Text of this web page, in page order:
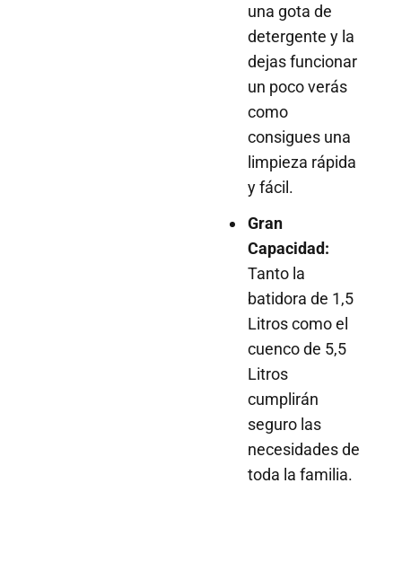
una gota de
detergente y la
dejas funcionar
un poco verás
como
consigues una
limpieza rápida
y fácil.
Gran
Capacidad:
Tanto la
batidora de 1,5
Litros como el
cuenco de 5,5
Litros
cumplirán
seguro las
necesidades de
toda la familia.